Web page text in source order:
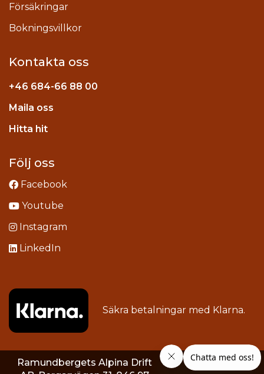
Försäkringar
Bokningsvillkor
Kontakta oss
+46 684-66 88 00
Maila oss
Hitta hitstagram
Följ oss
Facebook
Youtube
Instagram
LinkedIn
Säkra betalningar med Klarna.
Ramundbergets Alpina Drift